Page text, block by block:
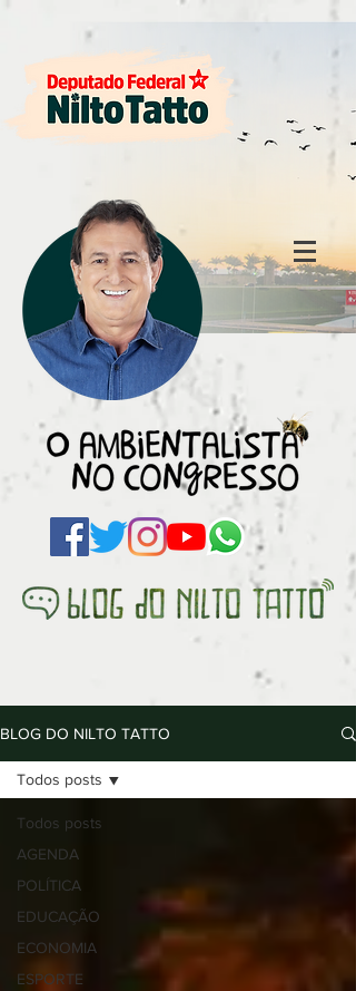
BLOG DO NILTO TATTO
Todos posts
AGENDA
POLÍTICA
EDUCAÇÃO
ECONOMIA
ESPORTE
Todos posts